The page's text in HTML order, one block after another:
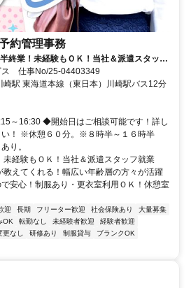
約管理事務
終業！未経験もＯＫ！当社＆派遣スタッフ
ス 仕事No/25-04403349
交通アクセス 最寄駅：川崎駅 東海道本線（東日本）川崎駅バス12分
～16:30 ◆開始日はご相談可能です！詳し
い！ ※休憩６０分。※８時半～１６時半
り。
未経験もＯＫ！当社＆派遣スタッフ就業
えてくれる！幅広い年齢層の方々が活躍
安心！制服あり・更衣室利用ＯＫ！休憩室
迎 長期 フリーター歓迎 社会保険あり
大量募集
OK 転勤なし 未経験者歓迎
経験者歓迎
なし 研修あり 制服貸与
ブランクOK